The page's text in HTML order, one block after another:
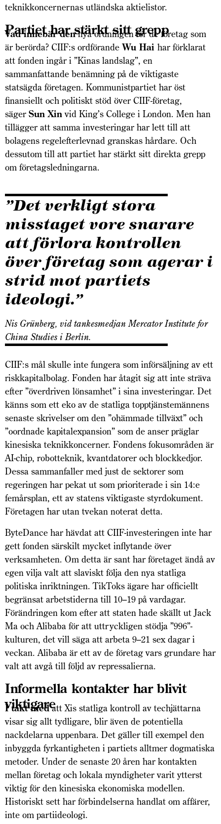
teknikkoncernernas utländska aktielistor.
Partiet har stärkt sitt grepp
Vad innebär dennya ordningen för de företag som
är berörda? CIIF:s ordförande Wu Hai har förklarat
att fonden ingår i ”Kinas landslag”, en
sammanfattande benämning på de viktigaste
statsägda företagen. Kommunistpartiet har öst
finansiellt och politiskt stöd över CIIF-företag,
säger Sun Xinvid King’s College i London. Men han
tillägger att samma investeringar har lett till att
bolagens regelefterlevnad granskas hårdare. Och
dessutom till att partiet har stärkt sitt direkta grepp
om företagsledningarna.
”Det verkligt stora
misstaget vore snarare
att förlora kontrollen
över företag som agerar i
strid mot partiets
ideologi.”
Nis Grünberg, vid tankesmedjan Mercator Institute for
China Studies i Berlin.
CIIF:s mål skulle inte fungera som införsäljning av ett
riskkapitalbolag. Fonden har åtagit sig att inte sträva
efter ”överdriven lönsamhet” i sina investeringar. Det
känns som ett eko av de statliga topptjänstemännens
senaste skrivelser om den ”ohämmade tillväxt” och
”oordnade kapital­expansion” som de anser präglar
kinesiska teknik­koncerner. Fondens fokusområden är
AI-chip, robotteknik, kvantdatorer och blockkedjor.
Dessa sammanfaller med just de sektorer som
regeringen har pekat ut som prioriterade i sin 14:e
femårsplan, ett av statens viktigaste styrdokument.
Företagen har utan tvekan noterat detta.
ByteDance har hävdat att CIIF-investeringen inte har
gett fonden särskilt mycket inflytande över
verksamheten. Om detta är sant har företaget ändå av
egen vilja valt att slaviskt följa den nya statliga
politiska inriktningen. TikToks ägare har officiellt
begränsat arbetstiderna till 10–19 på vardagar.
Förändringen kom efter att staten hade skällt ut Jack
Ma och Alibaba för att uttryckligen stödja ”996”-
kulturen, det vill säga att arbeta 9–21 sex dagar i
veckan. Alibaba är ett av de företag vars grundare har
valt att avgå till följd av repressalierna.
Informella kontakter har blivit
viktigare
I takt medatt Xis statliga kontroll av techjättarna
visar sig allt tydligare, blir även de potentiella
nackdelarna uppenbara. Det gäller till exempel den
inbyggda fyrkantigheten i partiets alltmer dogmatiska
metoder. Under de senaste 20 åren har kontakten
mellan företag och lokala myndigheter varit ytterst
viktig för den kinesiska ekonomiska modellen.
Historiskt sett har förbindelserna handlat om affärer,
inte om partiideologi.